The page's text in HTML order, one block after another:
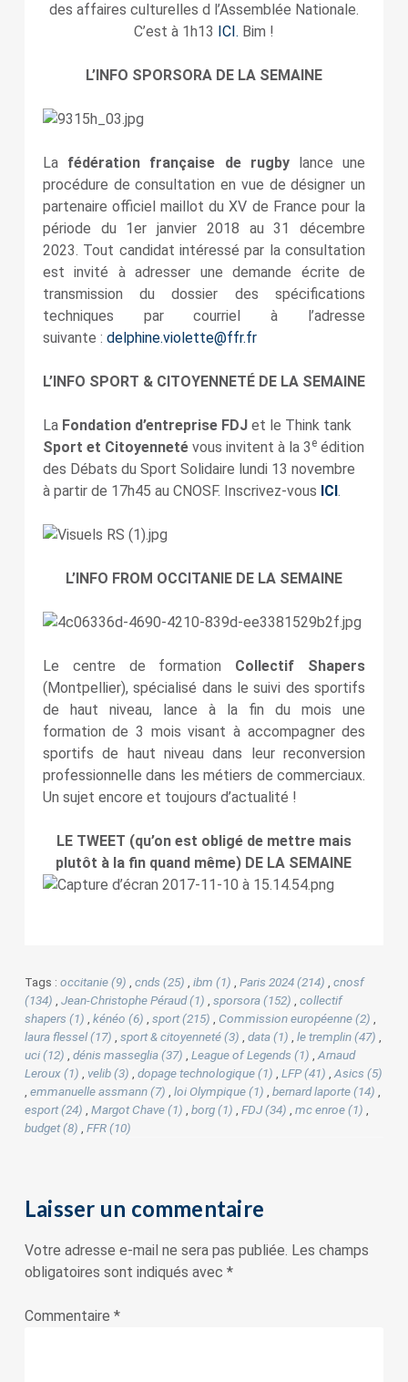
des affaires culturelles d l’Assemblée Nationale.
C’est à 1h13 ICI. Bim !
L’INFO SPORSORA DE LA SEMAINE
La fédération française de rugbylance une
procédure de consultation en vue de désigner un
partenaire officiel maillot du XV de France pour la
période du 1er janvier 2018 au 31 décembre
2023. Tout candidat intéressé par la consultation
est invité à adresser une demande écrite de
transmission du dossier des spécifications
techniques par courriel à l’adresse
suivante : delphine.violette@ffr.fr
L’INFO SPORT & CITOYENNETÉ DE LA SEMAINE
La Fondation d’entreprise FDJet le Think tank
Sport et Citoyennetévous invitent à la 3 eédition
des Débats du Sport Solidaire lundi 13 novembre
à partir de 17h45 au CNOSF. Inscrivez-vous ICI.
L’INFO FROM OCCITANIE DE LA SEMAINE
Le centre de formation Collectif Shapers
(Montpellier), spécialisé dans le suivi des sportifs
de haut niveau, lance à la fin du mois une
formation de 3 mois visant à accompagner des
sportifs de haut niveau dans leur reconversion
professionnelle dans les métiers de commerciaux.
Un sujet encore et toujours d’actualité !
LE TWEET (qu’on est obligé de mettre mais
plutôt à la fin quand même) DE LA SEMAINE
Tags : occitanie (9) cnds (25) ibm (1) Paris 2024 (214)
cnosf
(134)
Jean-Christophe Péraud (1) sporsora (152)
collectif
shapers (1)
kénéo (6) sport (215) Commission européenne (2)
laura flessel (17)
sport & citoyenneté (3) data (1) le tremplin (47)
uci (12)
dénis masseglia (37) League of Legends (1)
Arnaud
Leroux (1)
velib (3) dopage technologique (1) LFP (41)
Asics (5)
emmanuelle assmann (7) loi Olympique (1) bernard laporte (14)
esport (24)
Margot Chave (1) borg (1) FDJ (34) mc enroe (1)
budget (8)
FFR (10)
Laisser un commentaire
Votre adresse e-mail ne sera pas publiée. Les champs
obligatoires sont indiqués avec *
Commentaire *